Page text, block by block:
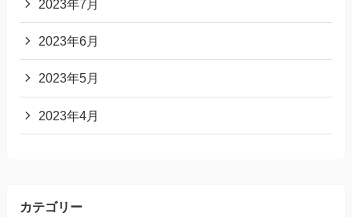
2023年7月
2023年6月
2023年5月
2023年4月
カテゴリー